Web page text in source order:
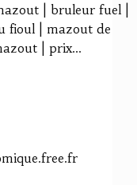
| bruleur fuel |
fioul | mazout de
| prix...